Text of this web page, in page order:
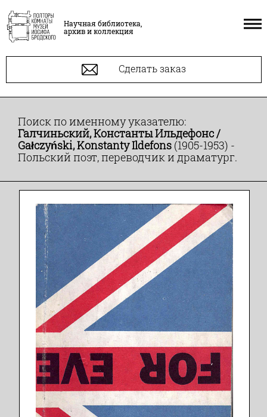
Научная библиотека,
архив и коллекция
Сделать заказ
Поиск по именному указателю:
Галчиньский, Константы Ильдефонс /
Gałczyński, Konstanty Ildefons (1905-1953) -
Польский поэт, переводчик и драматург.